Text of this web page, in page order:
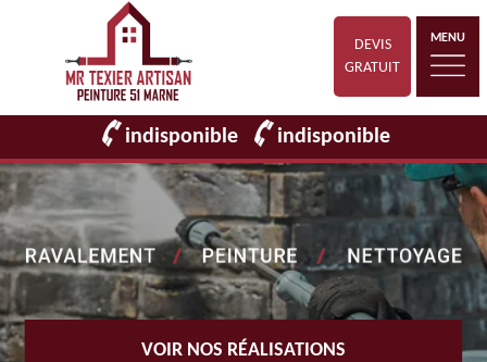
DEVIS
GRATUIT
MENU
indisponible indisponible
VOIR NOS RÉALISATIONS